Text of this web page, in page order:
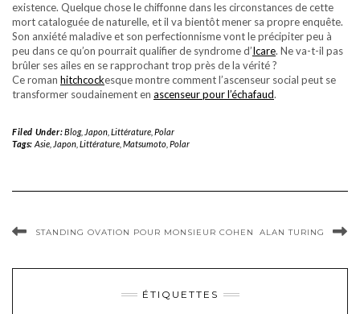
existence. Quelque chose le chiffonne dans les circonstances de cette
mort cataloguée de naturelle, et il va bientôt mener sa propre enquête.
Son anxiété maladive et son perfectionnisme vont le précipiter peu à
peu dans ce qu’on pourrait qualifier de syndrome d’Icare. Ne va-t-il pas
brûler ses ailes en se rapprochant trop près de la vérité ?
Ce roman hitchcockesque montre comment l’ascenseur social peut se
transformer soudainement en ascenseur pour l’échafaud.
Filed Under:Blog, Japon, Littérature, Polar
Tags: Asie, Japon, Littérature, Matsumoto, Polar
STANDING OVATION POUR MONSIEUR COHEN ALAN TURING
ÉTIQUETTES